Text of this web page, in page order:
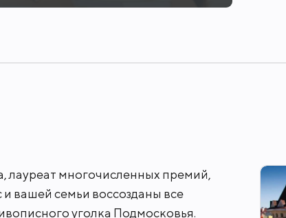
лауреат многочисленных премий,
вашей семьи воссозданы все
уголка Подмосковья.